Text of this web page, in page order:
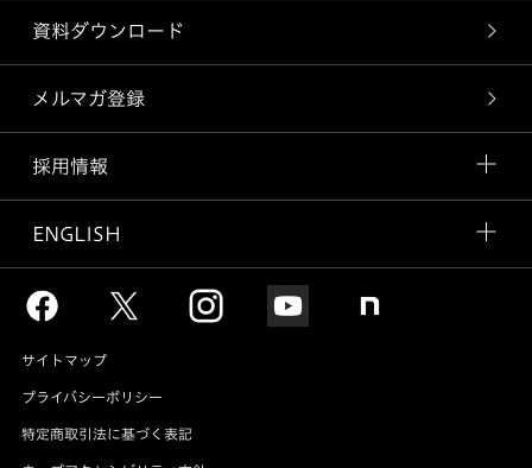
資料ダウンロード
メルマガ登録
採用情報
ENGLISH
サイトマップ
プライバシーポリシー
特定商取引法に基づく表記